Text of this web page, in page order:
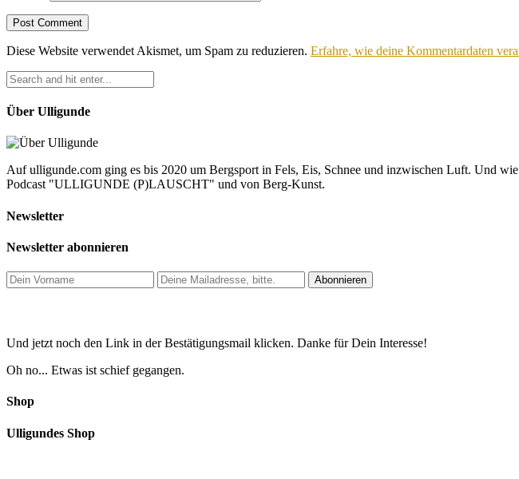
Diese Website verwendet Akismet, um Spam zu reduzieren. Erfahre, wie deine Kommentardaten
Über Ulligunde
Auf ulligunde.com ging es bis 2020 um Bergsport in Fels, Eis, Schnee und inzwischen Luft. Und
Podcast "ULLIGUNDE (P)LAUSCHT" und von Berg-Kunst.
Newsletter
Newsletter abonnieren
Und jetzt noch den Link in der Bestätigungsmail klicken. Danke für Dein Interesse!
Oh no... Etwas ist schief gegangen.
Shop
Ulligundes Shop